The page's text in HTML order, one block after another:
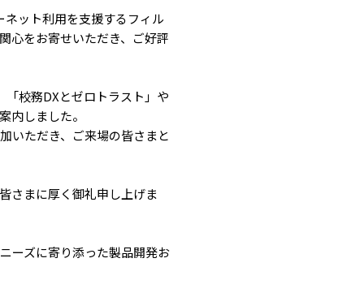
ット利用を支援するフィル
心をお寄せいただき、ご好評
校務DXとゼロトラスト」や
内しました。
いただき、ご来場の皆さまと
さまに厚く御礼申し上げま
ーズに寄り添った製品開発お